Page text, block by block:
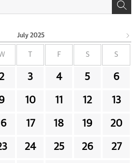
July 2025
F S S
3 4 5 6
10 11 12 13
17 18 19 20
24 25 26 27